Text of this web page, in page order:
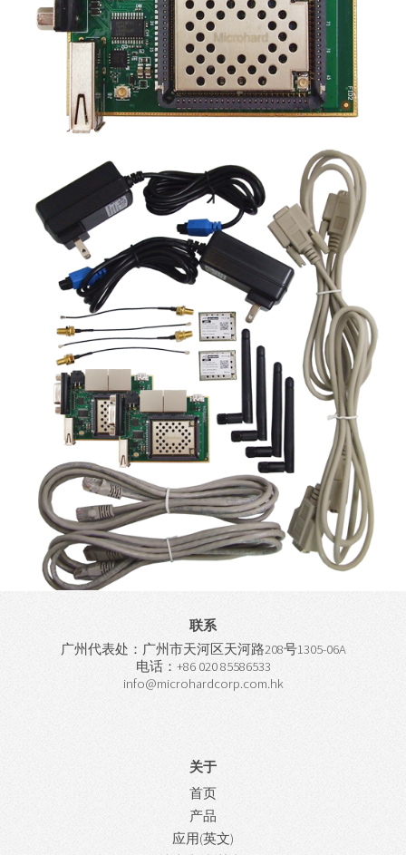
联系
广州代表处：广州市天河区天河路208号1305-06A
电话：+86 020 85586533
info@microhardcorp.com.hk
关于
首页
产品
应用(英文)